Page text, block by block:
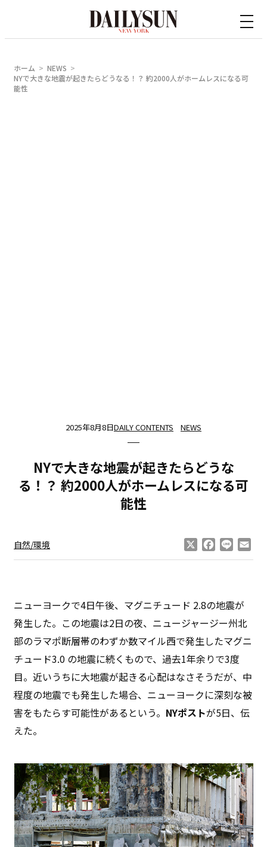
ホーム
NEWS
NYで大きな地震が起きたらどうなる！？ 約2000人がホームレスになる可
能性
2025年8月8日DAILY CONTENTS NEWS
NYで大きな地震が起きたらどうな
る！？ 約2000人がホームレスになる可
能性
自然/環境 Facebook
Line
ニューヨークで4日午後、マグニチュード 2.8の地震が
発生した。この地震は2日の夜、ニュージャージー州北
部のラマポ断層帯のわずか数マイル西で発生したマグニ
チュード3.0 の地震に続くもので、過去1年余りで3度
目。近いうちに大地震が起きる心配はなさそうだが、中
程度の地震でも発生した場合、ニューヨークに深刻な被
害をもたらす可能性があるという。 NYポストが5日、伝
えた。